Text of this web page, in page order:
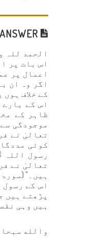
الحمد للہ
اس بات پر
اعمال پر
اگر وہ ان
کے خلاف
اس کے
ظاہر کے
موجودگی
تعالیٰ نے
رسول
تعالیٰ نے
اس کے
پڑھتے ہیں
ہیں وہی
والله